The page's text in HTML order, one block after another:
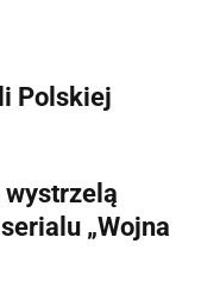
Polskiej
wystrzelą
„Wojna